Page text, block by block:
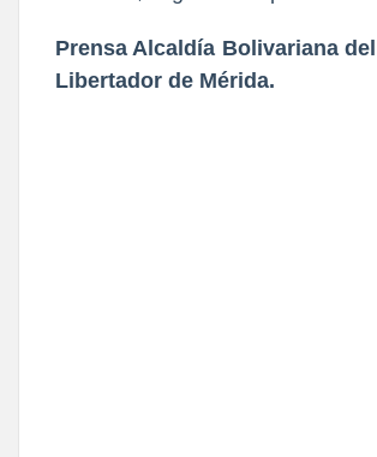
Prensa Alcaldía Bolivariana
Libertador de Mérida.